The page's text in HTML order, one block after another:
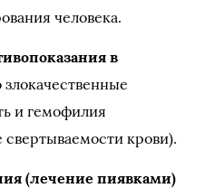
человека.
в
злокачественные
и гемофилия
крови).
(лечение пиявками)